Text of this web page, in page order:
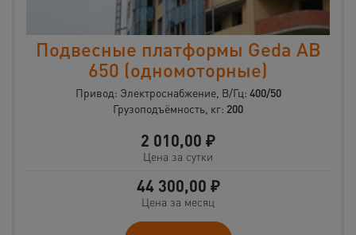
Подвесные платформы Geda AB
650 (одномоторные)
Привод: Электроснабжение, В/Гц: 400/50
Грузоподъёмность, кг: 200
2 010,00 ₽
Цена за сутки
44 300,00 ₽
Цена за месяц